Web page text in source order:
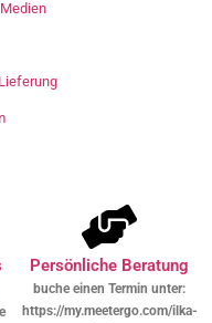
Persönliche Beratung
buche einen Termin unter:
https://my.meetergo.com/ilka-